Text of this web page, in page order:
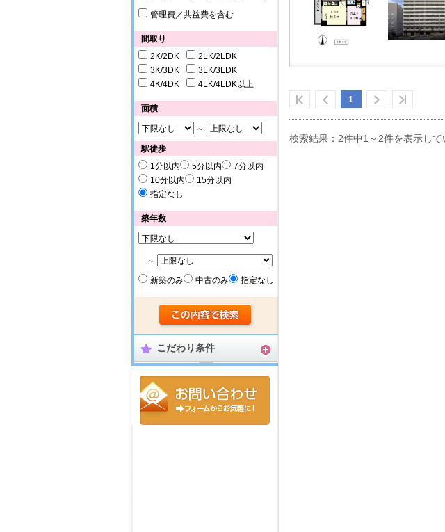
管理費／共益費を含む
間取り
2K/2DK
2LK/2LDK
3K/3DK
3LK/3LDK
4K/4DK
4LK/4LDK以上
面積
～
駅徒歩
1分以内
5分以内
7分以内
10分以内
15分以内
指定なし
築年数
～
新築のみ
中古のみ 指定なし
こだわり条件
1
検索結果：2件中1～2件を表示して